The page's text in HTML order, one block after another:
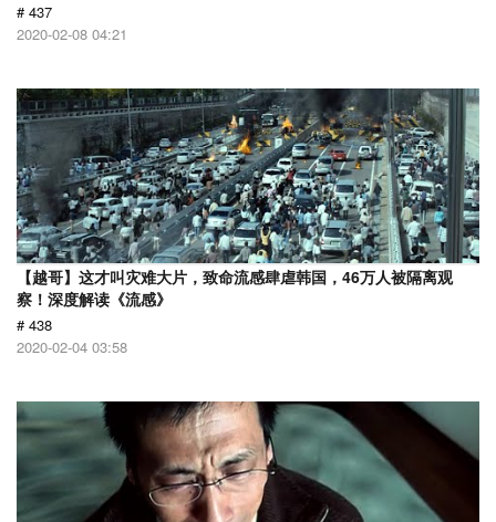
# 437
2020-02-08 04:21
【越哥】这才叫灾难大片，致命流感肆虐韩国，46万人被隔离观
察！深度解读《流感》
# 438
2020-02-04 03:58